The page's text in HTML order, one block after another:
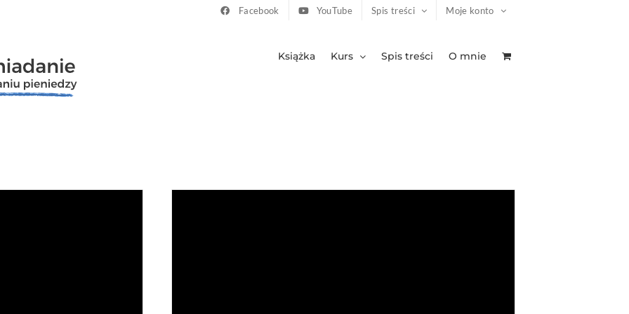
Facebook YouTube Spis treści Moje konto
Książka Kurs Spis treści O mnie